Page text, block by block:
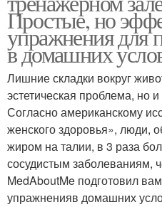
Простые, но
упражнения для
в домашних
Лишние складки вокруг
эстетическая проблема, но
Согласно американскому
женского здоровья», люди,
жиром на талии, в 3 раза
сосудистым заболеваниям,
MedAboutMe подготовил
упражненияв домашних